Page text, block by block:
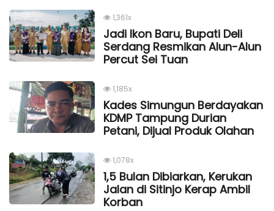
1,361x
Jadi Ikon Baru, Bupati Deli
Serdang Resmikan Alun-Alun
Percut Sei Tuan
1,185x
Kades Simungun Berdayakan
KDMP Tampung Durian
Petani, Dijual Produk Olahan
1,078x
1,5 Bulan Dibiarkan, Kerukan
Jalan di Sitinjo Kerap Ambil
Korban